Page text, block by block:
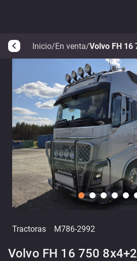
arrow_back_ios Inicio/En venta/Volvo FH 16
Tractoras M786-2992
Volvo FH 16 750 8x4+2